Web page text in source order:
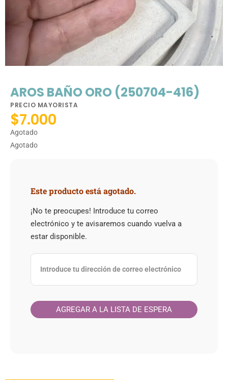
AROS BAÑO ORO (250704-416)
PRECIO MAYORISTA
$7.000
Agotado
Agotado
Este producto está agotado.
¡No te preocupes! Introduce tu correo
electrónico y te avisaremos cuando vuelva a
estar disponible.